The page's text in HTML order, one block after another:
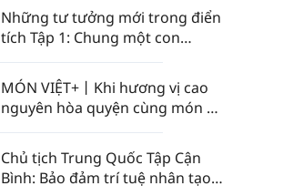
Những tư tưởng mới trong điển
tích Tập 1: Chung một con
đường
MÓN VIỆT+丨Khi hương vị cao
nguyên hòa quyện cùng món ăn
Việt Nam……
Chủ tịch Trung Quốc Tập Cận
Bình: Bảo đảm trí tuệ nhân tạo